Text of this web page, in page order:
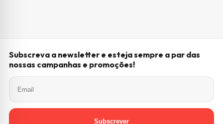
Subscreva a newsletter e esteja sempre a par das
nossas campanhas e promoções!
Subscrever